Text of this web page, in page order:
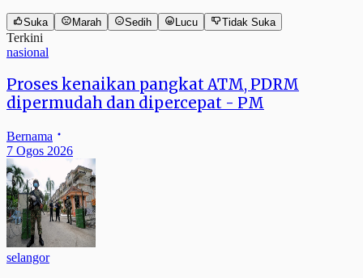
Suka Marah Sedih Lucu Tidak Suka
Terkini
nasional
Proses kenaikan pangkat ATM, PDRM
dipermudah dan dipercepat - PM
Bernama
7 Ogos 2026
selangor